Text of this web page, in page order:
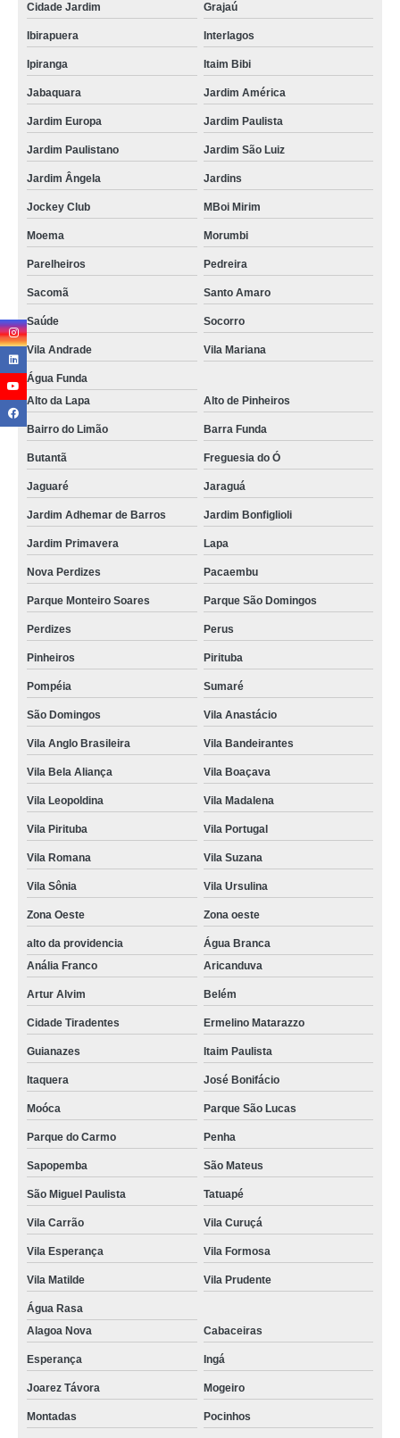
Cidade Jardim Grajaú
Ibirapuera Interlagos
Ipiranga Itaim Bibi
Jabaquara Jardim América
Jardim Europa Jardim Paulista
Jardim Paulistano Jardim São Luiz
Jardim Ângela Jardins
Jockey Club MBoi Mirim
Moema Morumbi
Parelheiros Pedreira
Sacomã Santo Amaro
Saúde Socorro
Vila Andrade Vila Mariana
Água Funda
Alto da Lapa
Alto de Pinheiros
Bairro do Limão Barra Funda
Butantã Freguesia do Ó
Jaguaré Jaraguá
Jardim Adhemar de Barros Jardim Bonfiglioli
Jardim Primavera Lapa
Nova Perdizes Pacaembu
Parque Monteiro Soares Parque São Domingos
Perdizes Perus
Pinheiros Pirituba
Pompéia Sumaré
São Domingos Vila Anastácio
Vila Anglo Brasileira Vila Bandeirantes
Vila Bela Aliança Vila Boaçava
Vila Leopoldina Vila Madalena
Vila Pirituba Vila Portugal
Vila Romana Vila Suzana
Vila Sônia Vila Ursulina
Zona Oeste Zona oeste
alto da providencia
Água Branca
Anália Franco
Aricanduva
Artur Alvim Belém
Cidade Tiradentes Ermelino Matarazzo
Guianazes Itaim Paulista
Itaquera José Bonifácio
Moóca Parque São Lucas
Parque do Carmo Penha
Sapopemba São Mateus
São Miguel Paulista Tatuapé
Vila Carrão Vila Curuçá
Vila Esperança Vila Formosa
Vila Matilde Vila Prudente
Água Rasa
Alagoa Nova
Cabaceiras
Esperança Ingá
Joarez Távora Mogeiro
Montadas Pocinhos